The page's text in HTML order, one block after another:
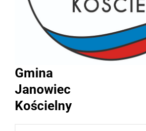
Gmina
Janowiec
Kościelny